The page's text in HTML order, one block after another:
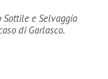
e Selvaggia
di Garlasco.